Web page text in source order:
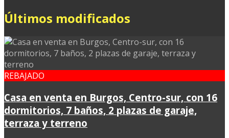
Últimos modificados
REBAJADO
Casa en venta en Burgos, Centro-sur, con 16
dormitorios, 7 baños, 2 plazas de garaje,
terraza y terreno